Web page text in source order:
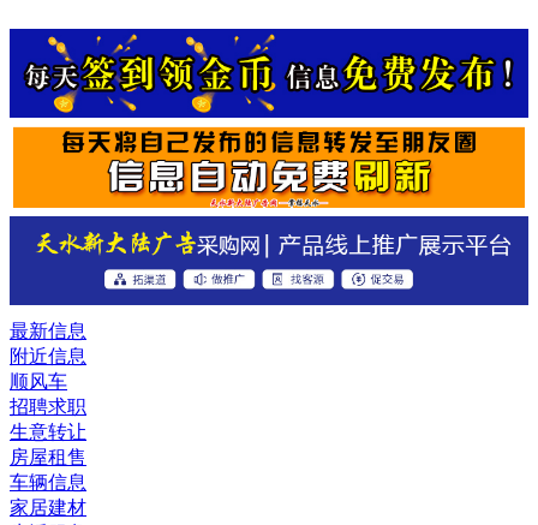
最新信息
附近信息
顺风车
招聘求职
生意转让
房屋租售
车辆信息
家居建材